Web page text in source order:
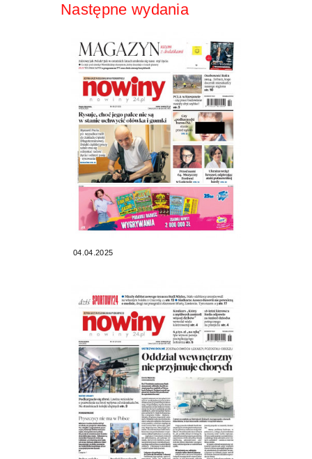
Następne wydania
04.04.2025